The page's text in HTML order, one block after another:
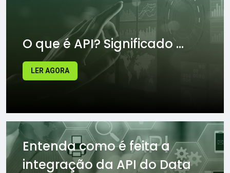
O que é API? Significado ...
LER AGORA
Entenda como é feita a
integração da API do Data